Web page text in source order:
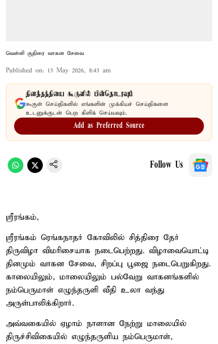
வெள்ளி குதிரை வாகன சேவை
Published on: 13 May 2026, 8:43 am
தினத்தந்தியை கூகுளில் பின்தொடரவும்
கூகுள் செய்திகளில் எங்களின் முக்கியச் செய்திகளை
உடனுக்குடன் பெற கிளிக் செய்யவும்.
Add as Preferred Source
Follow Us
ஸ்ரீரங்கம்,
ஸ்ரீரங்கம் ரெங்கநாதர் கோவிலில் சித்திரை தேர்
திருவிழா விமரிசையாக நடைபெற்றது. விழாவையொட்டி
தினமும் வாகன சேவை, சிறப்பு பூஜை நடைபெறுகிறது.
காலையிலும், மாலையிலும் பல்வேறு வாகனங்களில்
நம்பெருமாள் எழுந்தருளி வீதி உலா வந்து
அருள்பாலிக்கிறார்.
அவ்வகையில் ஏழாம் நாளான நேற்று மாலையில்
திருச்சிவிகையில் எழுந்தருளிய நம்பெருமாள்,